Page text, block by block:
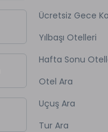
Ücretsiz Gece
Yılbaşı Otelleri
Hafta Sonu
Otel Ara
Uçuş Ara
Tur Ara